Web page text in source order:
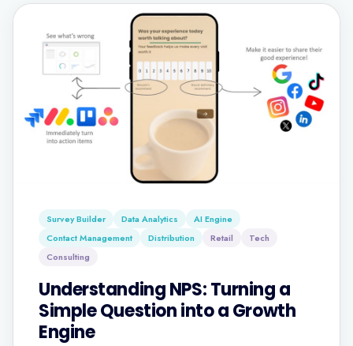
Survey Builder Data Analytics
AI Engine
Contact Management
Distribution Retail
Tech
Consulting
Understanding NPS: Turning a
Simple Question into a Growth
Engine